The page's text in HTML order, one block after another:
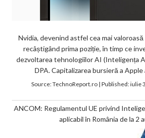
Nvidia, devenind astfel cea mai
recâștigând prima poziție, în timp ce
dezvoltarea tehnologiilor AI (Inteligența
DPA. Capitalizarea bursieră a Apple
Source:TechnoReport.ro| Published:iulie
ANCOM: Regulamentul UE privind
aplicabil în România de la 2